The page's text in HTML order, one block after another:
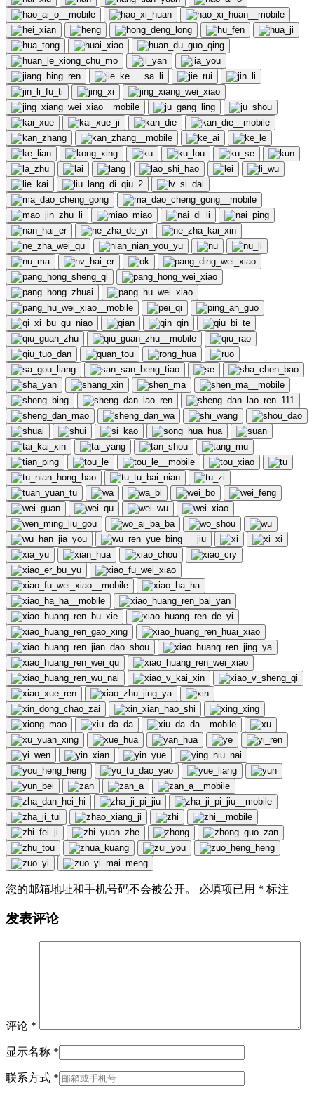
您的邮箱地址和手机号码不会被公开。 必填项已用 * 标注
发表评论
评论 *
显示名称 *
联系方式 *